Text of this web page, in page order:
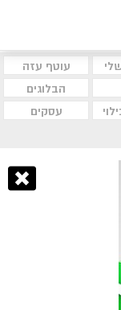
עוטף עזה
הבלוגים
עסקים